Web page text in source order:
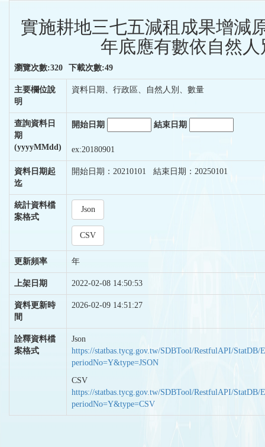
實施耕地三七五減租成果增減
年底應有數依自然
瀏覽次數:320 下載次數:49
主要欄位說
明
資料日期、行政區、自然人別、數量
查詢資料日
期
(yyyyMMdd)
開始日期 結束日期
ex:20180901
資料日期起
迄
開始日期：20210101 結束日期：20250101
統計資料檔
案格式
Json
CSV
更新頻率 年
上架日期 2022-02-08 14:50:53
資料更新時
間
2026-02-09 14:51:27
詮釋資料檔
案格式
Json
https://statbas.tycg.gov.tw/SDBTool/RestfulAPI/StatDB/
periodNo=Y&type=JSON
CSV
https://statbas.tycg.gov.tw/SDBTool/RestfulAPI/StatDB/
periodNo=Y&type=CSV